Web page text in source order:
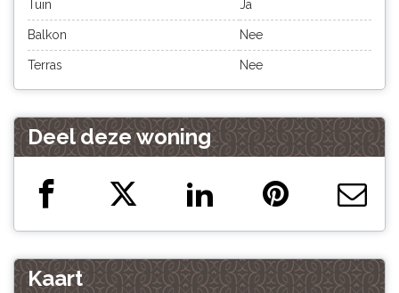
Tuin Ja
Balkon Nee
Terras Nee
Deel deze woning
Kaart